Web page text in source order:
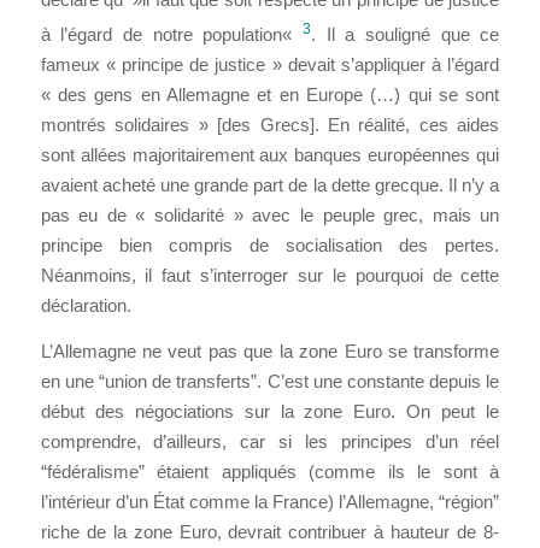
à l’égard de notre population« 3. Il a souligné que ce
fameux « principe de justice » devait s’appliquer à l’égard
« des gens en Allemagne et en Europe (…) qui se sont
montrés solidaires » [des Grecs]. En réalité, ces aides
sont allées majoritairement aux banques européennes qui
avaient acheté une grande part de la dette grecque. Il n’y a
pas eu de « solidarité » avec le peuple grec, mais un
principe bien compris de socialisation des pertes.
Néanmoins, il faut s’interroger sur le pourquoi de cette
déclaration.
L’Allemagne ne veut pas que la zone Euro se transforme
en une “union de transferts”. C’est une constante depuis le
début des négociations sur la zone Euro. On peut le
comprendre, d’ailleurs, car si les principes d’un réel
“fédéralisme” étaient appliqués (comme ils le sont à
l’intérieur d’un État comme la France) l’Allemagne, “région”
riche de la zone Euro, devrait contribuer à hauteur de 8-